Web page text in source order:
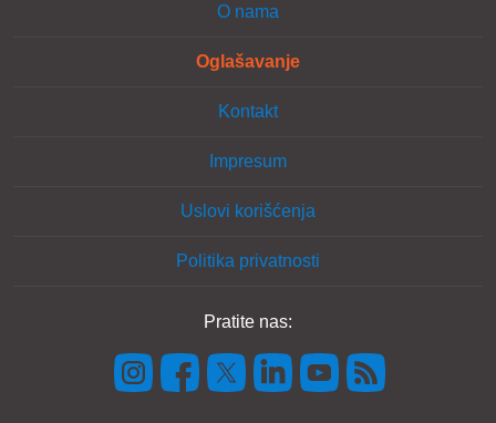
O nama
Oglašavanje
Kontakt
Impresum
Uslovi korišćenja
Politika privatnosti
Pratite nas: